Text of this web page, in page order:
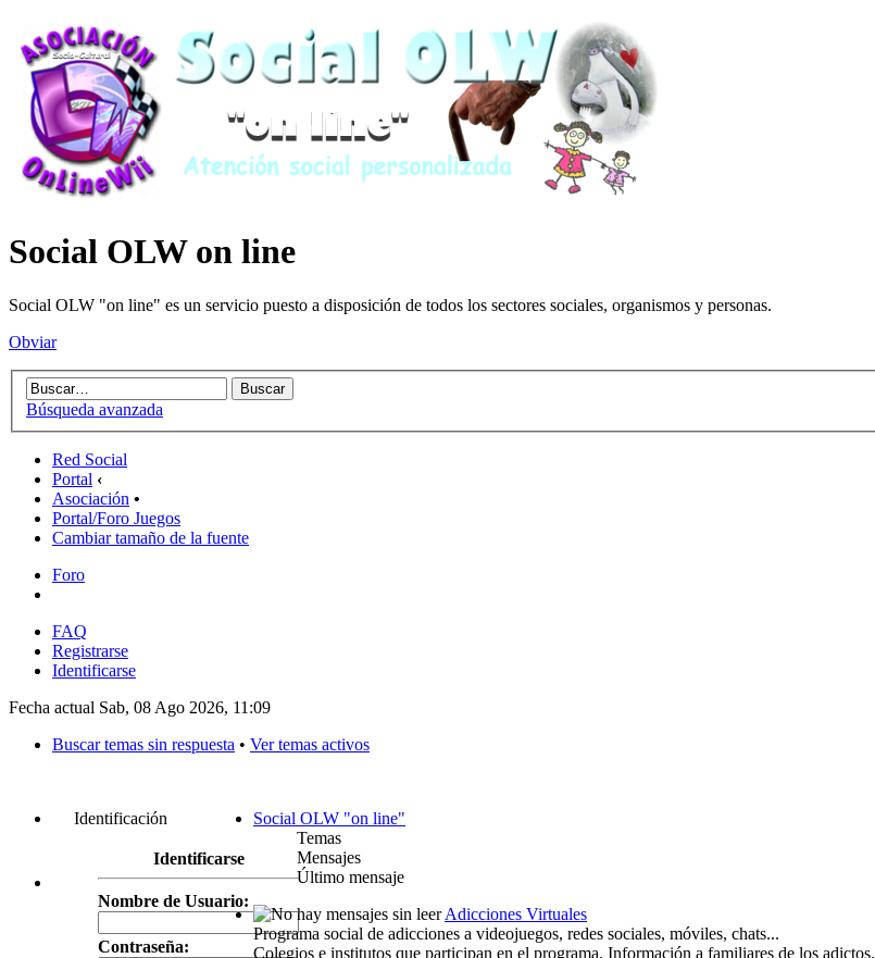
Social OLW on line
Social OLW "on line" es un servicio puesto a disposición de todos los sectores sociales, organismos y personas.
Obviar
Búsqueda avanzada
Red Social
Portal ‹
Asociación •
Portal/Foro Juegos
Cambiar tamaño de la fuente
Foro
FAQ
Registrarse
Identificarse
Fecha actual Sab, 08 Ago 2026, 11:09
Buscar temas sin respuesta • Ver temas activos
Identificación
Identificarse
Nombre de Usuario:
Contraseña:
Social OLW "on line"
Temas
Mensajes
Último mensaje
Adicciones Virtuales
Programa social de adicciones a videojuegos, redes sociales, móviles, chats...
Colegios e institutos que participan en el programa. Información a familiares de los adictos.